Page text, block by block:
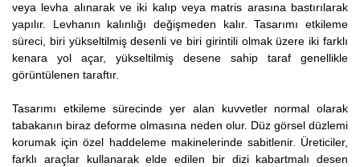
veya levha alınarak ve iki kalıp veya matris arasına bastırılarak
yapılır. Levhanın kalınlığı değişmeden kalır. Tasarımı etkileme
süreci, biri yükseltilmiş desenli ve biri girintili olmak üzere iki farklı
kenara yol açar, yükseltilmiş desene sahip taraf genellikle
görüntülenen taraftır.
Tasarımı etkileme sürecinde yer alan kuvvetler normal olarak
tabakanın biraz deforme olmasına neden olur. Düz görsel düzlemi
korumak için özel haddeleme makinelerinde sabitlenir. Üreticiler,
farklı araçlar kullanarak elde edilen bir dizi kabartmalı desen